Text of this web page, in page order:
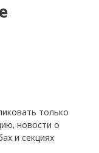
только
новости о
и секциях